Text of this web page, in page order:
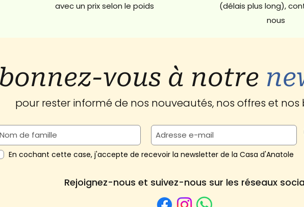
avec un prix selon le poids
(délais plus long),
nous
vous à notre
pour rester informé de nos nouveautés, nos offres et nos
En cochant cette case, j'accepte de recevoir la newsletter de la Casa d'Anatole
Rejoignez-nous et suivez-nous sur les réseaux